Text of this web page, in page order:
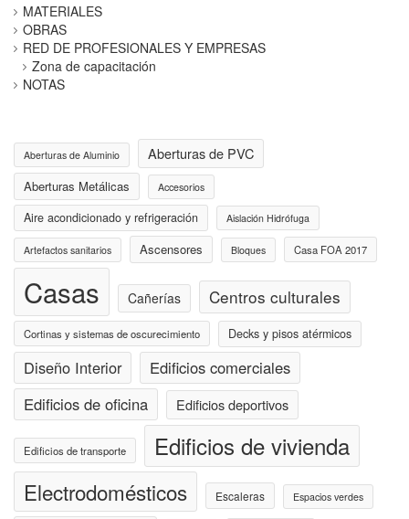
MATERIALES
OBRAS
RED DE PROFESIONALES Y EMPRESAS
Zona de capacitación
NOTAS
Aberturas de Aluminio Aberturas de PVC
Aberturas Metálicas Accesorios
Aire acondicionado y refrigeración Aislación Hidrófuga
Artefactos sanitarios Ascensores Bloques Casa FOA 2017
Casas Cañerías Centros culturales
Cortinas y sistemas de oscurecimiento Decks y pisos atérmicos
Diseño Interior
Edificios comerciales
Edificios de oficina
Edificios deportivos
Edificios de transporte Edificios de vivienda
Electrodomésticos Escaleras Espacios verdes